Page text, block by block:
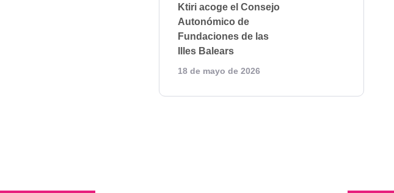
Ktiri acoge el Consejo
Autonómico de
Fundaciones de las
Illes Balears
18 de mayo de 2026